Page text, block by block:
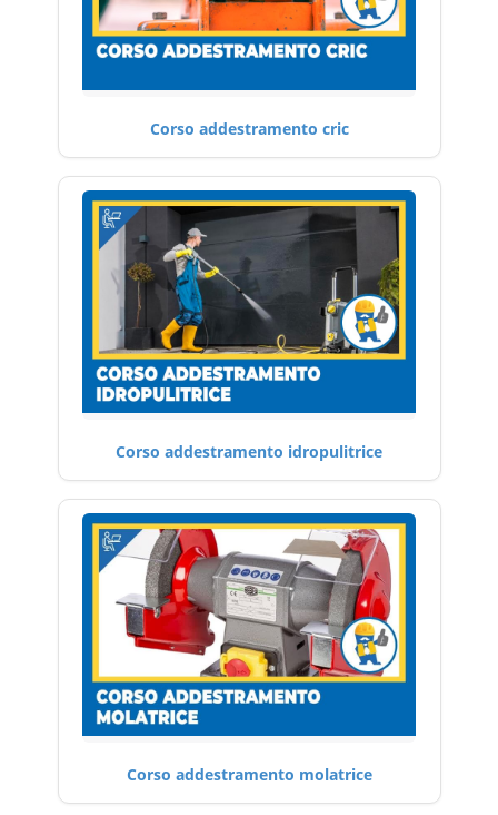
Corso addestramento cric
Corso addestramento idropulitrice
Corso addestramento molatrice